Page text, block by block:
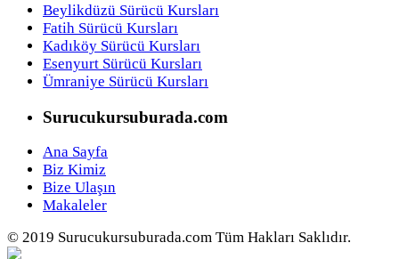
Beylikdüzü Sürücü Kursları
Fatih Sürücü Kursları
Kadıköy Sürücü Kursları
Esenyurt Sürücü Kursları
Ümraniye Sürücü Kursları
Surucukursuburada.com
Ana Sayfa
Biz Kimiz
Bize Ulaşın
Makaleler
© 2019 Surucukursuburada.com Tüm Hakları Saklıdır.